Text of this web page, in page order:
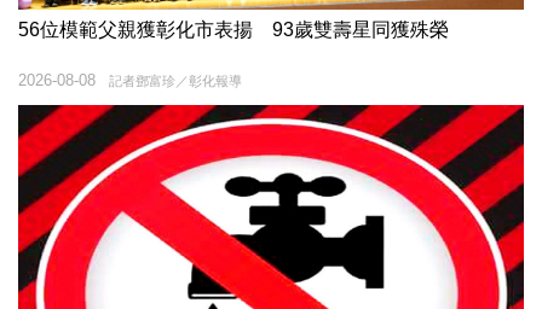
56位模範父親獲彰化市表揚 93歲雙壽星同獲殊榮
記者鄧富珍／彰化報導
2026-08-08